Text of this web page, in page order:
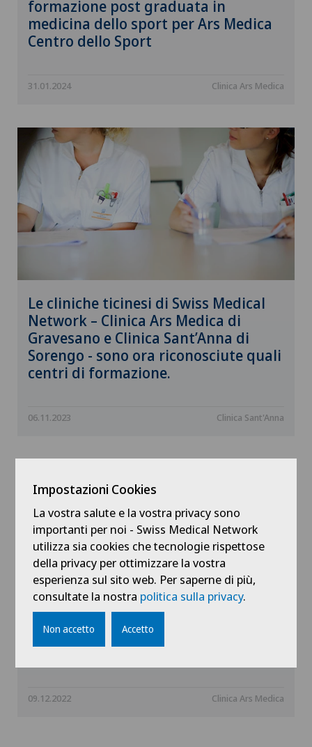
formazione post graduata in
medicina dello sport per Ars Medica
Centro dello Sport
31.01.2024 Clinica Ars Medica
Le cliniche ticinesi di Swiss Medical
Network – Clinica Ars Medica di
Gravesano e Clinica Sant’Anna di
Sorengo - sono ora riconosciute quali
centri di formazione.
06.11.2023 Clinica Sant'Anna
centri d’eccellenza riconosciuti da
09.12.2022 Clinica Ars Medica
Impostazioni Cookies
La vostra salute e la vostra privacy sono
importanti per noi - Swiss Medical Network
utilizza sia cookies che tecnologie rispettose
della privacy per ottimizzare la vostra
esperienza sul sito web. Per saperne di più,
consultate la nostra politica sulla privacy.
Non accetto Accetto